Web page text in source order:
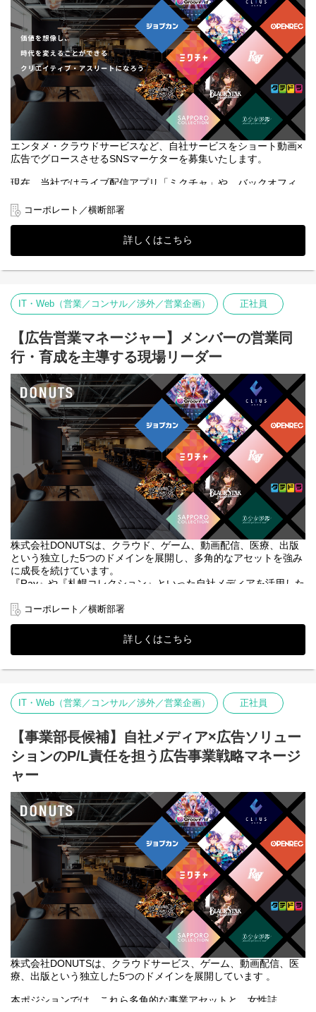
縦型動画・ショートドラマ市場は日本国内でも拡大の兆しを見せ
ています。
DONUTSは、スマートフォン向けゲームアプリやライブ配信＆動
画アプリ「ミクチャ」などのコンシューマー向けアプリの開発・
運営に加え、出版メディア事業やファッションショーなどでの俳
優・タレントのキャスティング、クリエイティブチーム
「DONUTS CREATIVE」によるドラマやバラエティ番組、CMな
どの幅広い映像制作等、エンターテインメントに関する数多くの
事業を手がけてまいりました。
縦型ショートドラマアプリ「タテドラ」では、DONUTSの幅広い
事業展開によって培われてきた強みを最大限に活かし、SNSだけ
では体験できない高品質な長編オリジナルタイトルを中心とした
次世代の映像体験をユーザーにお届けいたします。
■業務内容
アシスタントプロデューサー
・ドラマ企画、プロモーション企画のアイデア出し
・企画書や予算書の叩き台作成
・契約や発注、稟議まわりの対応
TV業界や映画業界、Netflixなどのプラットフォームでの映像現場
経験を活かして頂けるお仕事です。
◆選考フロー
①書類選考 ※履歴書（顔写真付）、職務経歴書、現年収・希望
年収必須
↓
②面接（1〜2回）
↓
③最終面接
④内定・オファー面談
※選考状況によっては面接が増える可能性もあります。
エンタメ・クラウドサービスなど、自社サービスをショート動画×
広告でグロースさせるSNSマーケターを募集いたします。
現在、当社ではライブ配信アプリ「ミクチャ」や、バックオフィ
多岐にわたる事業を展開しています。
今後は「ショート動画」と「SNS広告」を掛け合わせ、よりダイ
レクトにユーザー獲得、売上向上に繋がる攻めのマーケティング
体制を強化します。 クリエイティブの制作から広告配信、数値分
析までを一気通貫で担い、事業の成長を牽引していただける方を
募集します。
◆主な業務内容
当社の多種多様な自社ブランド・サービスにおける、SNS広告運
経験に応じ、特定の事業部専属、または横断的なポジションをご
提案します。
-SNS広告向けの動画構成・台本作成
-撮影ディレクションおよび動画編集（CapCut、Premiere Pro
等）
-広告バナーやLPのディレクション
2. SNS広告運用・効果検証
-Meta、TikTok、X、YouTube等での広告配信設定
-CPA、広告の費用対効果、CTR等を分析し改善
3. マーケティング戦略の立案
-各事業責任者と連携した、ターゲット選定やプロモーション企
画の立案
【担当する自社ブランド・サービスの例】
・エンタメ・BtoC領域：ライブ配信アプリ「ミクチャ」、ファッ
ションイベント「サツコレ」、女性ファッション誌「Ray」
「Zipper」、ゲーム事業（DONUTS GAMES）
・SaaS・BtoB領域：クラウドERPシステム「ジョブカン」、クラ
ウド型電子カルテ「CLIUS」
・「作る」と「届ける」の両方を完結できる
広告運用担当とクリエイティブ担当が分かれている企業も多い
結果が見える」環境です。スピーディーな改善ができ、マーケタ
・圧倒的な事業の幅広さ
「Ray」のようなトレンド最先端のBtoCエンタメまで、全く異な
るターゲット層へのアプローチを経験できます。
・インハウスならではの裁量権
代理店ワークではないため、サービス開発チームと近い距離で連
携し、本質的なマーケティング活動にコミットできます。
◆選考フロー
①書類選考 ※履歴書（顔写真付）、職務経歴書
↓
②一次面接 ※WEB形式可
③最終面接 ※原則、対面形式
↓
④内定・オファー面談
※面接とは別に、適性検査・リファレンスチェックのご依頼をさ
せていただきます。
※選考状況によっては面接が1回となる可能性もあります。
コーポレート／横断部署
詳しくはこちら
IT・Web（営業／コンサル／渉外／営業企画） 正社員
【広告営業マネージャー】メンバーの営業同
行・育成を主導する現場リーダー
株式会社DONUTSは、クラウド、ゲーム、動画配信、医療、出版
という独立した5つのドメインを展開し、多角的なアセットを強み
に成長を続けています。
『Ray』や『札幌コレクション』といった自社メディアを活用した
ています。
事業開発室の組織をさらに「売れる集団」へと進化させるため、
室長（トップ）の右腕となり、14名の営業メンバーを最前線でサ
ポート・牽引する現場マネージャーを新規募集します。
営業メンバーの「商談受注率の向上」と「育成」が一番のミッシ
ョンです。
「マネジメント・育成の専門家」として、メンバーに寄り添い、
チーム全体のボトムアップを図っていただきます。
・商談の同席・現場サポート：
メンバーの商談・アポへ同行し、クライアント企業の上層部との
折衝時に「上司役」として同席。クロージングや受注の最後の一
押しを強力にサポートします。
・プレイヤーの営業力育成：
日々の案件進捗の相談に乗り、営業戦略の落とし込みや、個々の
スキルアップに向けたロープレ・アドバイスを実施します。
・営業フローの仕組み化・共有：
「売れる営業のナレッジ」を属人化させず、チーム全体に浸透さ
せるための仕組み作りを室長と連携して進めます。
■ 本ポジションの魅力
自身の目標数字に追われることなく、「人が育つ楽しさ」「チー
ムで高い目標を達成する喜び」に100%集中できるポジションで
す。
多角的なアセットを持つDONUTSだからこそ、メンバーと一緒に
幅広い提案手法（Web、リアルイベント、誌面等）の戦略を練る
コーポレート／横断部署
詳しくはこちら
IT・Web（営業／コンサル／渉外／営業企画） 正社員
【事業部長候補】自社メディア×広告ソリュー
ションのP/L責任を担う広告事業戦略マネージ
ャー
株式会社DONUTSは、クラウドサービス、ゲーム、動画配信、医
療、出版という独立した5つのドメインを展開しています 。
本ポジションでは、これら多角的な事業アセットと、女性誌